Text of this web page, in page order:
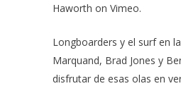
Haworth on Vimeo.
Longboarders y el surf en
Marquand, Brad Jones y
disfrutar de esas olas en